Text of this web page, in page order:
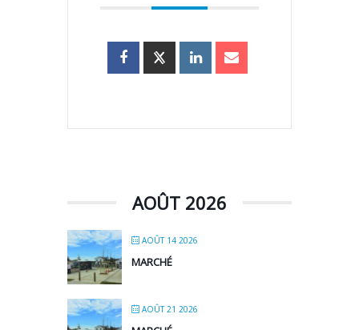
AOÛT 2026
AOÛT 14 2026
MARCHÉ
AOÛT 21 2026